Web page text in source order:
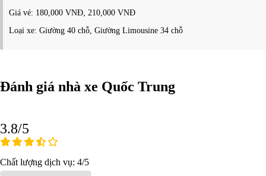
Giá vé: 180,000 VNĐ, 210,000 VNĐ
Loại xe: Giường 40 chỗ, Giường Limousine 34 chỗ
Đánh giá nhà xe Quốc Trung
3.8/5
Chất lượng dịch vụ: 4/5